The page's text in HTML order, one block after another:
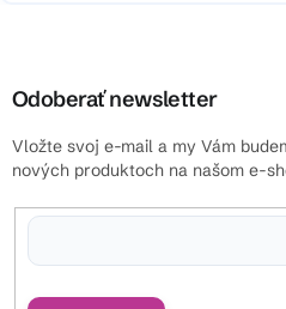
Odoberať newsletter
Vložte svoj e-mail a my Vám
nových produktoch na našom e-